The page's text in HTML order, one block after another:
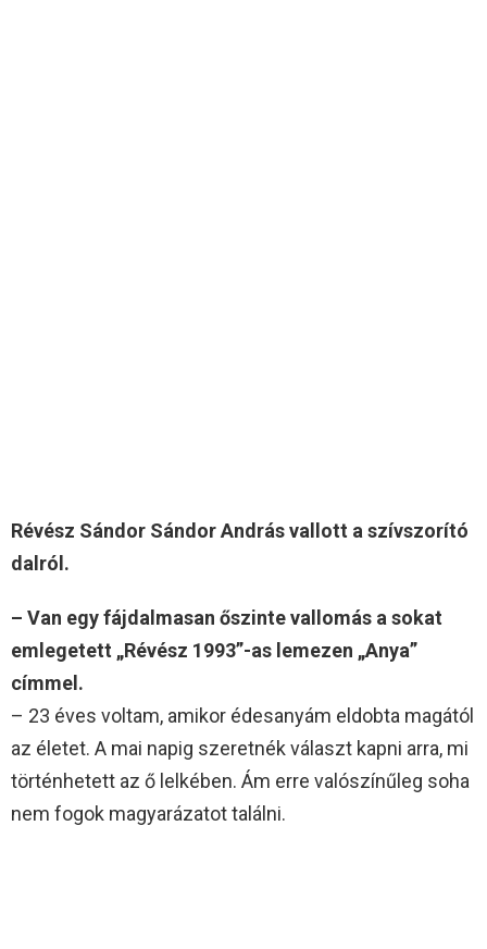
Révész Sándor Sándor András vallott a szívszorító
dalról.
– Van egy fájdalmasan őszinte vallomás a sokat
emlegetett „Révész 1993”-as lemezen „Anya”
címmel.
– 23 éves voltam, amikor édesanyám eldobta magától
az életet. A mai napig szeretnék választ kapni arra, mi
történhetett az ő lelkében. Ám erre valószínűleg soha
nem fogok magyarázatot találni.